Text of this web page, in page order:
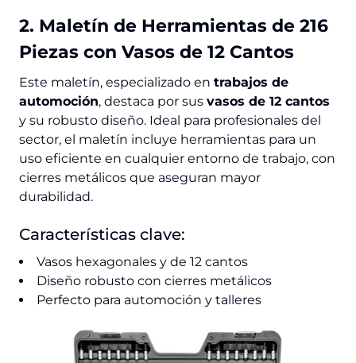
2. Maletín de Herramientas de 216
Piezas con Vasos de 12 Cantos
Este maletín, especializado en trabajos de
automoción, destaca por sus vasos de 12 cantos
y su robusto diseño. Ideal para profesionales del
sector, el maletín incluye herramientas para un
uso eficiente en cualquier entorno de trabajo, con
cierres metálicos que aseguran mayor
durabilidad.
Características clave:
Vasos hexagonales y de 12 cantos
Diseño robusto con cierres metálicos
Perfecto para automoción y talleres